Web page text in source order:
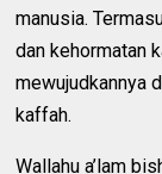
manusia.
dan kehormatan
mewujudkannya
kaffah.
Wallahu a’lam